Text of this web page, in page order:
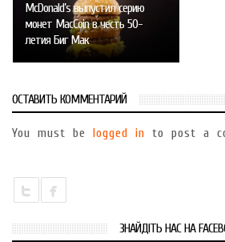
McDonald’s выпустил серию
монет MacCoin в честь 50-
летия Биг Мак
ОСТАВИТЬ КОММЕНТАРИЙ
You must be logged in to post a
ЗНАЙДІТЬ НАС НА